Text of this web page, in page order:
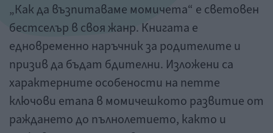
„Как да възпитаваме момичета“ е световен
бестселър в своя жанр. Книгата е
едновременно наръчник за родителите и
призив да бъдат бдителни. Изложени са
характерните особености на петте
ключови етапа в момичешкото развитие от
раждането до пълнолетието, както и